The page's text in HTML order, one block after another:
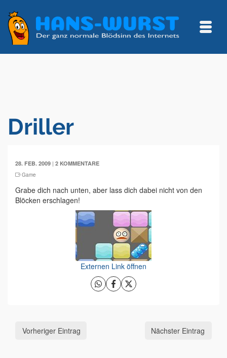
Driller
28. FEB. 2009 | 2 KOMMENTARE
Game
Grabe dich nach unten, aber lass dich dabei nicht von den
Blöcken erschlagen!
Externen Link öffnen
Vorheriger Eintrag Nächster Eintrag